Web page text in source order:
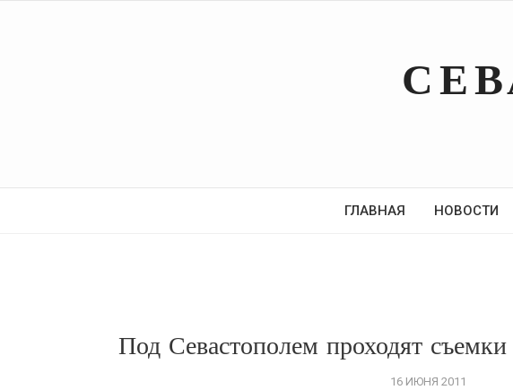
ГЛАВНАЯ НОВОСТИ
Под Севастополем проходят
16 ИЮНЯ 2011